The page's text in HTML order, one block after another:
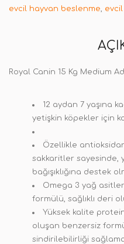
evcil hayvan beslenme, evcil
Royal Canin 15 Kg Medium
12 aydan 7 yaşına
yetişkin köpekler için
Özellikle
sakkaritler sayesinde,
bağışıklığına destek
Omega 3 yağ
formülü, sağlıklı deri
Yüksek kalite
oluşan benzersiz
sindirilebilirliği